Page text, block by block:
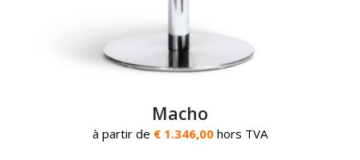
Macho
à partir de € 1.346,00 hors TVA